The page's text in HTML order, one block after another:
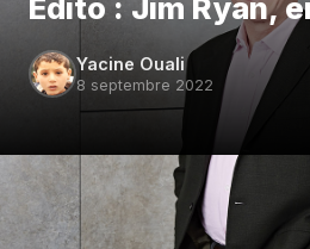
Édito : Jim Ryan,
Yacine Ouali
8 septembre 2022